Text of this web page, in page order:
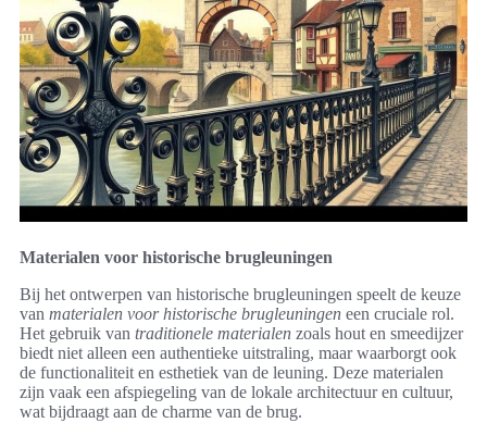
Materialen voor historische brugleuningen
Bij het ontwerpen van historische brugleuningen speelt de keuze
van materialen voor historische brugleuningen een cruciale rol.
Het gebruik van traditionele materialen zoals hout en smeedijzer
biedt niet alleen een authentieke uitstraling, maar waarborgt ook
de functionaliteit en esthetiek van de leuning. Deze materialen
zijn vaak een afspiegeling van de lokale architectuur en cultuur,
wat bijdraagt aan de charme van de brug.